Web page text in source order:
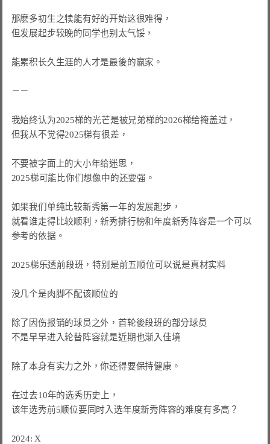
那麽多初生之犊能有好的开始这很难得，
但发展起步较晚的同学也别太气馁，
能累积长久生涯的人才是最後的赢家。
－－
我始终认为2025梯的光芒是被兄弟梯的2026梯给掩盖过，
但我从不觉得2025梯有很差，
不要被字面上的大小年给迷思，
2025梯可能比你们想像中的还要强。
如果我们单纯比较新秀第一年的发展起步，
就看谁走得比较顺利，新秀排行榜和年度新秀阵容是一个可以
参考的依据。
2025梯乐透前段班，特别是前五顺位可以说是真材实料
没几个是肉脚不配该顺位的
除了因伤报销的球员之外，首轮後段班的部分球员
不是早早进入轮替阵容就是近期也渐入佳境
除了本身有实力之外，你还得要保持健康。
在过去10年的选秀历史上，
该年选秀前5顺位要同时入选年度新秀阵容的难度有多高？
2024: X